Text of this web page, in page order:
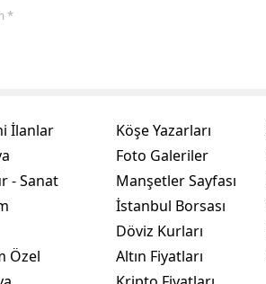
*
İlanlar
- Sanat
Özel
Köşe Yazarları
Foto Galeriler
Manşetler Sayfası
İstanbul Borsası
Döviz Kurları
Altın Fiyatları